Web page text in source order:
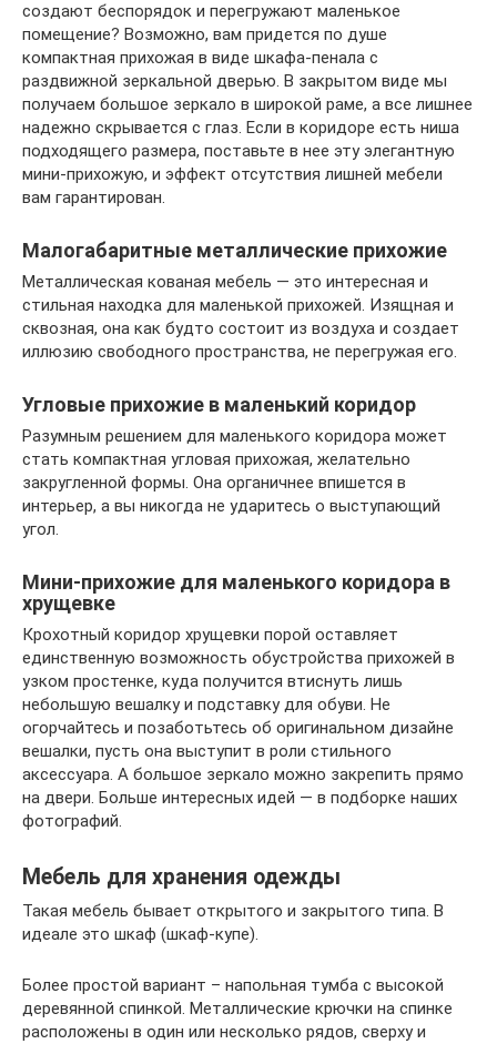
создают беспорядок и перегружают маленькое
помещение? Возможно, вам придется по душе
компактная прихожая в виде шкафа-пенала с
раздвижной зеркальной дверью. В закрытом виде мы
получаем большое зеркало в широкой раме, а все лишнее
надежно скрывается с глаз. Если в коридоре есть ниша
подходящего размера, поставьте в нее эту элегантную
мини-прихожую, и эффект отсутствия лишней мебели
вам гарантирован.
Малогабаритные металлические прихожие
Металлическая кованая мебель — это интересная и
стильная находка для маленькой прихожей. Изящная и
сквозная, она как будто состоит из воздуха и создает
иллюзию свободного пространства, не перегружая его.
Угловые прихожие в маленький коридор
Разумным решением для маленького коридора может
стать компактная угловая прихожая, желательно
закругленной формы. Она органичнее впишется в
интерьер, а вы никогда не ударитесь о выступающий
угол.
Мини-прихожие для маленького коридора в
хрущевке
Крохотный коридор хрущевки порой оставляет
единственную возможность обустройства прихожей в
узком простенке, куда получится втиснуть лишь
небольшую вешалку и подставку для обуви. Не
огорчайтесь и позаботьтесь об оригинальном дизайне
вешалки, пусть она выступит в роли стильного
аксессуара. А большое зеркало можно закрепить прямо
на двери. Больше интересных идей — в подборке наших
фотографий.
Мебель для хранения одежды
Такая мебель бывает открытого и закрытого типа. В
идеале это шкаф (шкаф-купе).
Более простой вариант – напольная тумба с высокой
деревянной спинкой. Металлические крючки на спинке
расположены в один или несколько рядов, сверху и